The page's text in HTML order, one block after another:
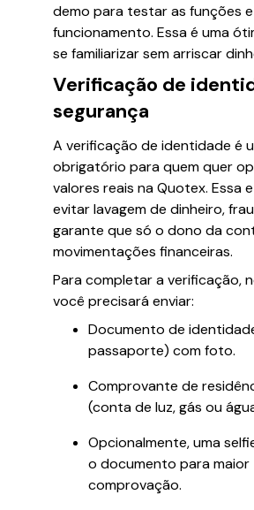
demo para testar as funções
funcionamento. Essa é uma
se familiarizar sem arriscar
Verificação de
segurança
A verificação de identidade é
obrigatório para quem quer
valores reais na Quotex. Essa
evitar lavagem de dinheiro,
garante que só o dono da
movimentações financeiras.
Para completar a verificação,
você precisará enviar:
Documento de
passaporte) com foto.
Comprovante de
(conta de luz, gás ou
Opcionalmente, uma
o documento para maior
comprovação.